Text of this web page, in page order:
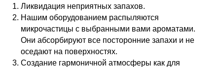
Ликвидация неприятных запахов.
Нашим оборудованием распыляются
микрочастицы с выбранными вами ароматами.
Они абсорбируют все посторонние запахи и не
оседают на поверхностях.
Создание гармоничной атмосферы как для